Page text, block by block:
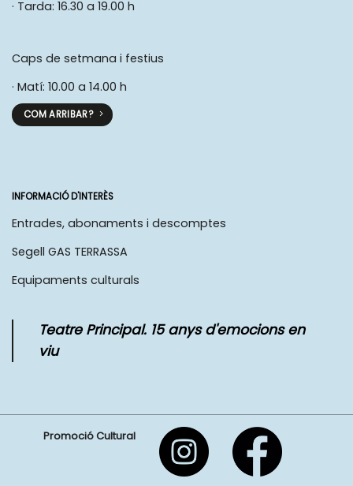
· Tarda: 16.30 a 19.00 h
Caps de setmana i festius
· Matí: 10.00 a 14.00 h
COM ARRIBAR?
INFORMACIÓ D'INTERÈS
Entrades, abonaments i descomptes
Segell GAS TERRASSA
Equipaments culturals
Teatre Principal. 15 anys d'emocions en
viu
Promoció Cultural